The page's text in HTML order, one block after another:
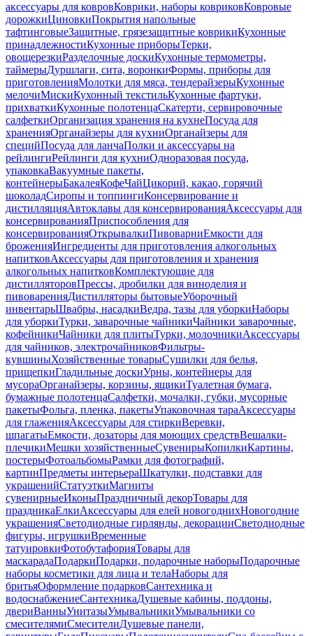
аксессуары для ковровКоврики, наборы ковриковКовровые
дорожкиЦиновкиПокрытия напольные
тафтинговыеЗащитные, грязезащитные коврикиКухонные
принадлежностиКухонные приборыТерки,
овощерезкиРазделочные доскиКухонные термометры,
таймерыДуршлаги, сита, воронкиФормы, приборы для
приготовленияМолотки для мяса, тендерайзерыКухонные
мелочиМискиКухонный текстильКухонные фартуки,
прихваткиКухонные полотенцаСкатерти, сервировочные
салфеткиОрганизация хранения на кухнеПосуда для
храненияОрганайзеры для кухниОрганайзеры для
специйПосуда для ланчаПолки и аксессуары на
рейлингиРейлинги для кухниОдноразовая посуда,
упаковкаВакуумные пакеты,
контейнерыБакалеяКофеЧайЦикорий, какао, горячий
шоколадСиропы и топпингиКонсервирование и
дистилляцияАвтоклавы для консервированияАксессуары для
консервированияПриспособления для
консервированияОткрывалкиПивоварниЕмкости для
броженияИнгредиенты для приготовления алкогольных
напитковАксессуары для приготовления и хранения
алкогольных напитковКомплектующие для
дистилляторовПрессы, дробилки для виноделия и
пивоваренияДистилляторы бытовыеУборочный
инвентарьШвабры, насадкиВедра, тазы для уборкиНаборы
для уборкиТурки, заварочные чайникиЧайники заварочные,
кофейникиЧайники для плитыТурки, молочникиАксессуары
для чайников, электрочайниковФильтры-
кувшиныХозяйственные товарыСушилки для белья,
прищепкиГладильные доскиУрны, контейнеры для
мусораОрганайзеры, корзины, ящикиТуалетная бумага,
бумажные полотенцаСалфетки, мочалки, губки, мусорные
пакетыФольга, пленка, пакетыУпаковочная тараАксессуары
для глаженияАксессуары для стиркиВеревки,
шпагатыЕмкости, дозаторы для моющих средствВешалки-
плечикиМешки хозяйственныеСувенирыКопилкиКартины,
постерыФотоальбомыРамки для фотографий,
картинПредметы интерьераШкатулки, подставки для
украшенийСтатуэткиМагниты
сувенирныеИконыПраздничный декорТовары для
праздникаЕлкиАксессуары для елей новогоднихНовогодние
украшенияСветодиодные гирлянды, декорацииСветодиодные
фигуры, игрушкиВременные
татуировкиФотобутафорияТовары для
маскарадаПодаркиПодарки, подарочные наборыПодарочные
наборы косметики для лица и телаНаборы для
бритьяОформление подарковСантехника и
водоснабжениеСантехникаДушевые кабины, поддоны,
двериВанныУнитазыУмывальникиУмывальники со
смесителямиСмесителиДушевые панели,